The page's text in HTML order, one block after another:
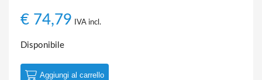
€ 74,79 IVA incl.
Disponibile
Aggiungi al carrello